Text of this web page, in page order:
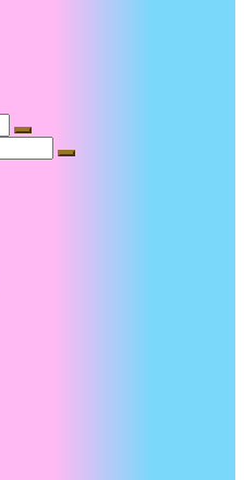
Suche
Suche